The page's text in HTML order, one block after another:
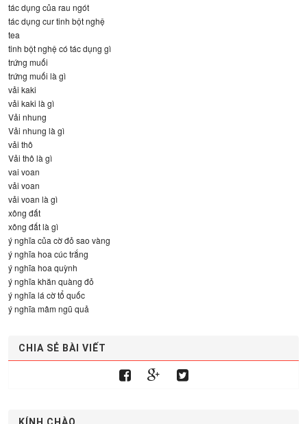
tác dụng của rau ngót
tác dụng cur tinh bột nghệ
tea
tinh bột nghệ có tác dụng gì
trứng muối
trứng muối là gì
vải kaki
vải kaki là gì
Vải nhung
Vải nhung là gì
vải thô
Vải thô là gì
vai voan
vải voan
vải voan là gì
xông đất
xông đất là gì
ý nghĩa của cờ đỏ sao vàng
ý nghĩa hoa cúc trắng
ý nghĩa hoa quỳnh
ý nghĩa khăn quàng đỏ
ý nghĩa lá cờ tổ quốc
ý nghĩa mâm ngũ quả
CHIA SẺ BÀI VIẾT
KÍNH CHÀO